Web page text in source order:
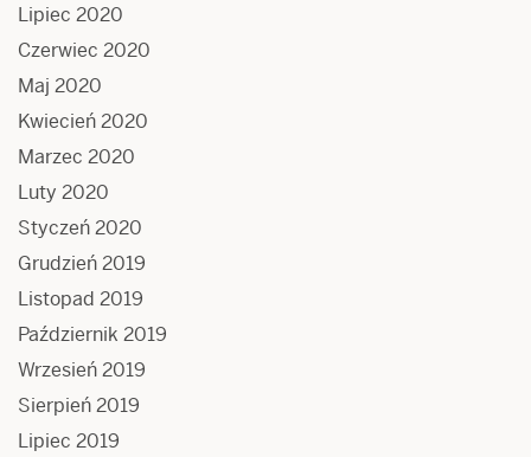
Lipiec 2020
Czerwiec 2020
Maj 2020
Kwiecień 2020
Marzec 2020
Luty 2020
Styczeń 2020
Grudzień 2019
Listopad 2019
Październik 2019
Wrzesień 2019
Sierpień 2019
Lipiec 2019